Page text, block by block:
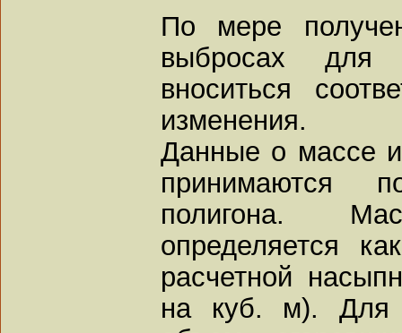
По мере
выбросах для
вноситься
изменения.
Данные о массе
принимаются
полигона.
определяется
расчетной
на куб. м). Для